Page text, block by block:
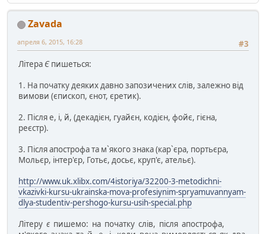
Zavada
#3
апреля 6, 2015, 16:28
Літера Єпишеться:
1. На початку деяких давно запозичених слів, залежно від
вимови (єпископ, єнот, єретик).
2. Після е, і, й, (декадієн, гуайєн, кодієн, фойє, гієна,
реєстр).
3. Після апострофа та м`якого знака (кар`єра, портьєра,
Мольєр, інтер'єр, Готьє, досьє, круп'є, ательє).
http://www.uk.xlibx.com/4istoriya/32200-3-metodichni-
vkazivki-kursu-ukrainska-mova-profesiynim-spryamuvannyam-
dlya-studentiv-pershogo-kursu-usih-special.php
Літеру є пишемо: на початку слів, після апострофа,